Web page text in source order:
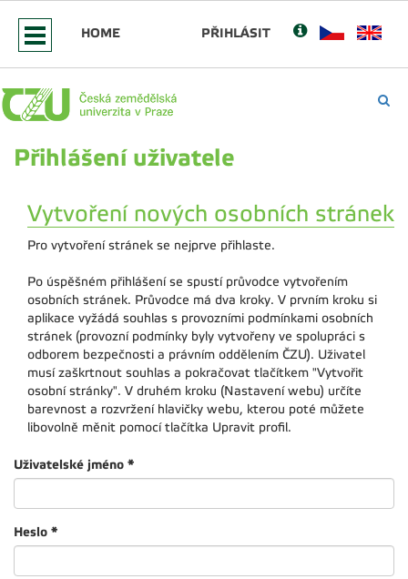
HOME PŘIHLÁSIT
Přihlášení uživatele
Vytvoření nových osobních stránek
Pro vytvoření stránek se nejprve přihlaste.
Po úspěšném přihlášení se spustí průvodce vytvořením
osobních stránek. Průvodce má dva kroky. V prvním kroku si
aplikace vyžádá souhlas s provozními podmínkami osobních
stránek (provozní podmínky byly vytvořeny ve spolupráci s
odborem bezpečnosti a právním oddělením ČZU). Uživatel
musí zaškrtnout souhlas a pokračovat tlačítkem "Vytvořit
osobní stránky". V druhém kroku (Nastavení webu) určíte
barevnost a rozvržení hlavičky webu, kterou poté můžete
libovolně měnit pomocí tlačítka Upravit profil.
Uživatelské jméno *
Heslo *